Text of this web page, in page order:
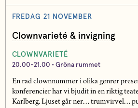
FREDAG 21 NOVEMBER
Clownvarieté & invigning
CLOWNVARIETÉ
20.00-21.00 • Gröna rummet
En rad clownnummer i olika genrer
konferencier har vi bjudit in en riktig
Karlberg. Ljuset går ner… trumvirvel…